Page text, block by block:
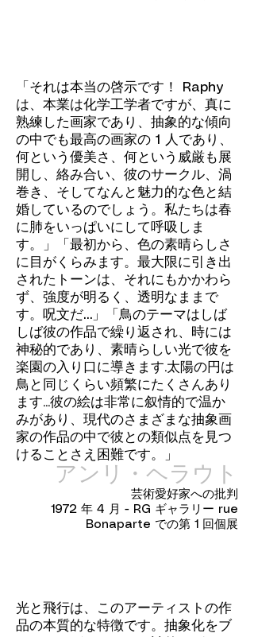
「それは本当の啓示です！ Raphy
は、本業は化学工学者ですが、真に
熟練した画家であり、抽象的な傾向
の中でも最高の画家の 1 人であり、
何という優美さ、何という威厳も展
開し、絡み合い、彼のサークル、渦
巻き、そしてなんと魅力的な色と結
婚しているのでしょう。私たちは春
に肺をいっぱいにして呼吸しま
す。」
「最初から、色の素晴らしさ
に目がくらみます。最大限に引き出
されたトーンは、それにもかかわら
ず、強度が明るく、透明なままで
す。呪文だ…」
「鳥のテーマはしば
しば彼の作品で繰り返され、時には
神秘的であり、素晴らしい光で彼を
楽園の入り口に導きます.太陽の円は
鳥と同じくらい頻繁にたくさんあり
ます...彼の絵は非常に叙情的で温か
みがあり、現代のさまざまな抽象画
家の作品の中で彼との類似点を見つ
けることさえ困難です。」
アンリ・ヘラウト
芸術愛好家への批判
1972 年 4 月 - RG ギャラリー rue
Bonaparte での第 1 回個展
光と飛行は、このアーティストの作
品の本質的な特徴です。抽象化をブ